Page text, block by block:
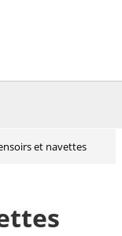
et navettes